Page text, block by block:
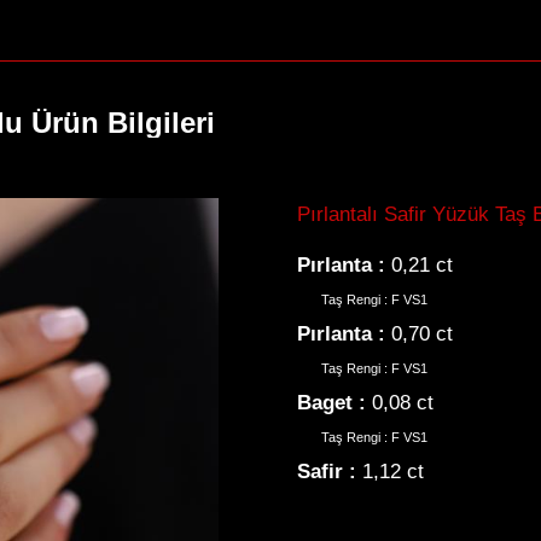
Ürün Bilgileri
Pırlantalı Safir Yüzük Taş
Pırlanta : 0,21 ct
Taş Rengi : F VS1
Pırlanta : 0,70 ct
Taş Rengi : F VS1
Baget : 0,08 ct
Taş Rengi : F VS1
Safir : 1,12 ct